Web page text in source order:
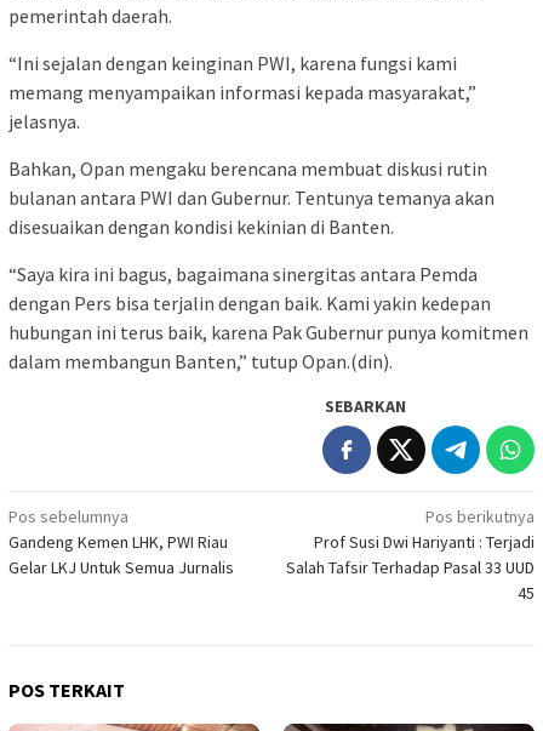
pemerintah daerah.
“Ini sejalan dengan keinginan PWI, karena fungsi kami
memang menyampaikan informasi kepada masyarakat,”
jelasnya.
Bahkan, Opan mengaku berencana membuat diskusi rutin
bulanan antara PWI dan Gubernur. Tentunya temanya akan
disesuaikan dengan kondisi kekinian di Banten.
“Saya kira ini bagus, bagaimana sinergitas antara Pemda
dengan Pers bisa terjalin dengan baik. Kami yakin kedepan
hubungan ini terus baik, karena Pak Gubernur punya komitmen
dalam membangun Banten,” tutup Opan.(din).
SEBARKAN
Navigasi
pos
Pos sebelumnya
Gandeng Kemen LHK, PWI Riau
Gelar LKJ Untuk Semua Jurnalis
Pos berikutnya
Prof Susi Dwi Hariyanti : Terjadi
Salah Tafsir Terhadap Pasal 33 UUD
45
POS TERKAIT